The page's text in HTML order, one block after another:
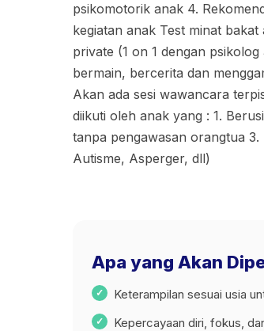
psikomotorik anak 4.
kegiatan anak Test minat
private (1 on 1 dengan
bermain, bercerita dan
Akan ada sesi wawancara
diikuti oleh anak yang : 1.
tanpa pengawasan orangtua
Autisme, Asperger, dll)
Apa yang Akan
Keterampilan sesuai usia
Kepercayaan diri, fokus,